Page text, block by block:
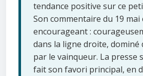
tendance positive sur ce
Son commentaire du 19 mai
encourageant :
dans la ligne droite, dominé
par le vainqueur. La presse
fait son favori principal, en